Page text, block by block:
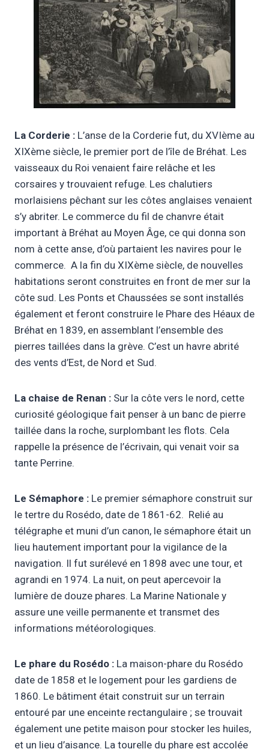
La Corderie : L’anse de la Corderie fut, du XVIème au
XIXème siècle, le premier port de l’île de Bréhat. Les
vaisseaux du Roi venaient faire relâche et les
corsaires y trouvaient refuge. Les chalutiers
morlaisiens pêchant sur les côtes anglaises venaient
s’y abriter. Le commerce du fil de chanvre était
important à Bréhat au Moyen Âge, ce qui donna son
nom à cette anse, d’où partaient les navires pour le
commerce. A la fin du XIXème siècle, de nouvelles
habitations seront construites en front de mer sur la
côte sud. Les Ponts et Chaussées se sont installés
également et feront construire le Phare des Héaux de
Bréhat en 1839, en assemblant l’ensemble des
pierres taillées dans la grève. C’est un havre abrité
des vents d’Est, de Nord et Sud.
La chaise de Renan : Sur la côte vers le nord, cette
curiosité géologique fait penser à un banc de pierre
taillée dans la roche, surplombant les flots. Cela
rappelle la présence de l’écrivain, qui venait voir sa
tante Perrine.
Le Sémaphore : Le premier sémaphore construit sur
le tertre du Rosédo, date de 1861-62. Relié au
télégraphe et muni d’un canon, le sémaphore était un
lieu hautement important pour la vigilance de la
navigation. Il fut surélevé en 1898 avec une tour, et
agrandi en 1974. La nuit, on peut apercevoir la
lumière de douze phares. La Marine Nationale y
assure une veille permanente et transmet des
informations météorologiques.
Le phare du Rosédo : La maison-phare du Rosédo
date de 1858 et le logement pour les gardiens de
1860. Le bâtiment était construit sur un terrain
entouré par une enceinte rectangulaire ; se trouvait
également une petite maison pour stocker les huiles,
et un lieu d’aisance. La tourelle du phare est accolée